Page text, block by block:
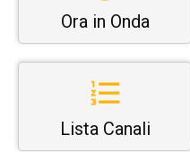
Ora in Onda
Lista Canali